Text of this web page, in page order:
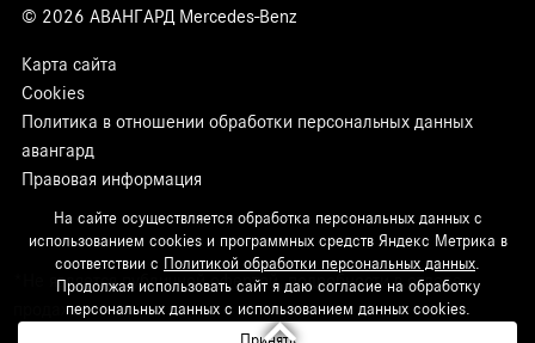
© 2026 АВАНГАРД Mercedes-Benz
Карта сайта
Cookies
Политика в отношении обработки персональных данных
авангард
Правовая информация
*Не является публичной офертой, подробности в отделе
продаж.
На сайте осуществляется обработка персональных данных с
использованием cookies и программных средств Яндекс Метрика в
соответствии с
Политикой обработки персональных данных.
Продолжая использовать сайт я даю согласие на обработку
персональных данных с использованием данных cookies.